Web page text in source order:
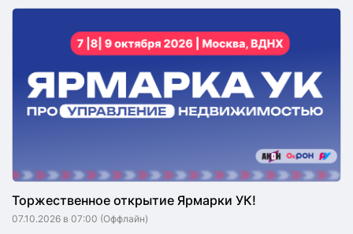
Торжественное открытие Ярмарки УК!
07.10.2026 в 07:00 (Оффлайн)